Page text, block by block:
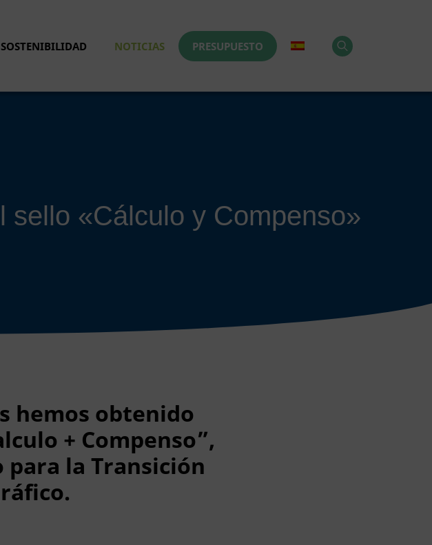
SOSTENIBILIDAD NOTICIAS PRESUPUESTO
sello «Cálculo y Compenso»
hemos obtenido
+ Compenso”,
la Transición